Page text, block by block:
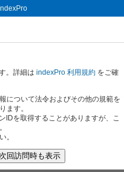
。詳細は indexPro 利用規約 をご確
について法令およびその他の規範を
ます。
IDを取得することがありますが、こ
。